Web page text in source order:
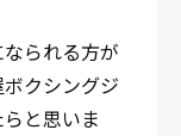
られる方が
クシングジ
と思いま